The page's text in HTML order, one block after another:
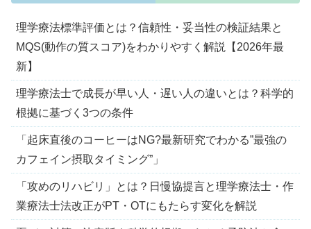
理学療法標準評価とは？信頼性・妥当性の検証結果と
MQS(動作の質スコア)をわかりやすく解説【2026年最
新】
理学療法士で成長が早い人・遅い人の違いとは？科学的
根拠に基づく3つの条件
「起床直後のコーヒーはNG?最新研究でわかる”最強の
カフェイン摂取タイミング”」
「攻めのリハビリ」とは？日慢協提言と理学療法士・作
業療法士法改正がPT・OTにもたらす変化を解説